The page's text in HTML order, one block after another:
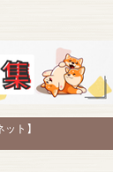
ト】